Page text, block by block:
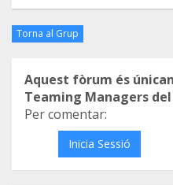
Torna al Grup
Aquest fòrum és
Teaming Managers del
Per comentar:
Inicia Sessió